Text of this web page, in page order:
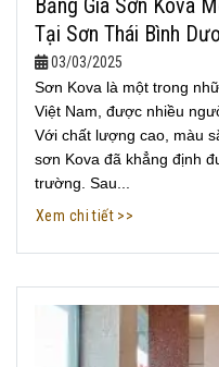
Bảng Giá Sơn Kova
Tại Sơn Thái Bình
03/03/2025
Sơn Kova là một trong
Việt Nam, được nhiều
Với chất lượng cao, màu
sơn Kova đã khẳng định
trường. Sau...
Xem chi tiết >>